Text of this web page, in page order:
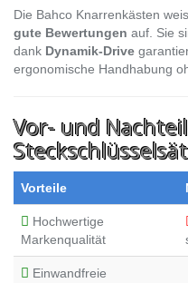
Die Bahco Knarrenkästen
gute Bewertungen auf. Sie
dank Dynamik-Drive
ergonomische Handhabung
Vor- und
Vorteile
Hochwertige
Markenqualität
Einwandfreie